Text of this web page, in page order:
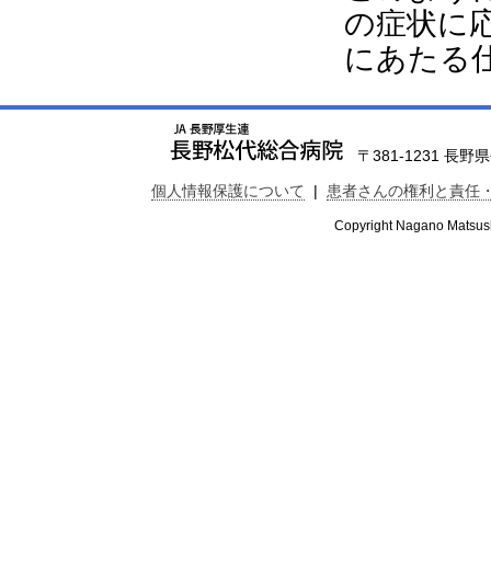
の症状に
にあたる
〒381-1231 長野
個人情報保護について
| 患者さんの権利と責任
Copyright Nagano